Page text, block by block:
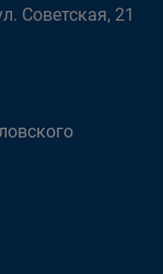
Советская, 21